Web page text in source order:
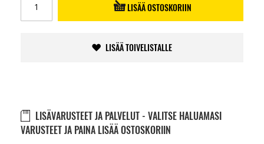
LISÄÄ OSTOSKORIIN
LISÄÄ TOIVELISTALLE
LISÄVARUSTEET JA PALVELUT - VALITSE HALUAMASI
VARUSTEET JA PAINA LISÄÄ OSTOSKORIIN